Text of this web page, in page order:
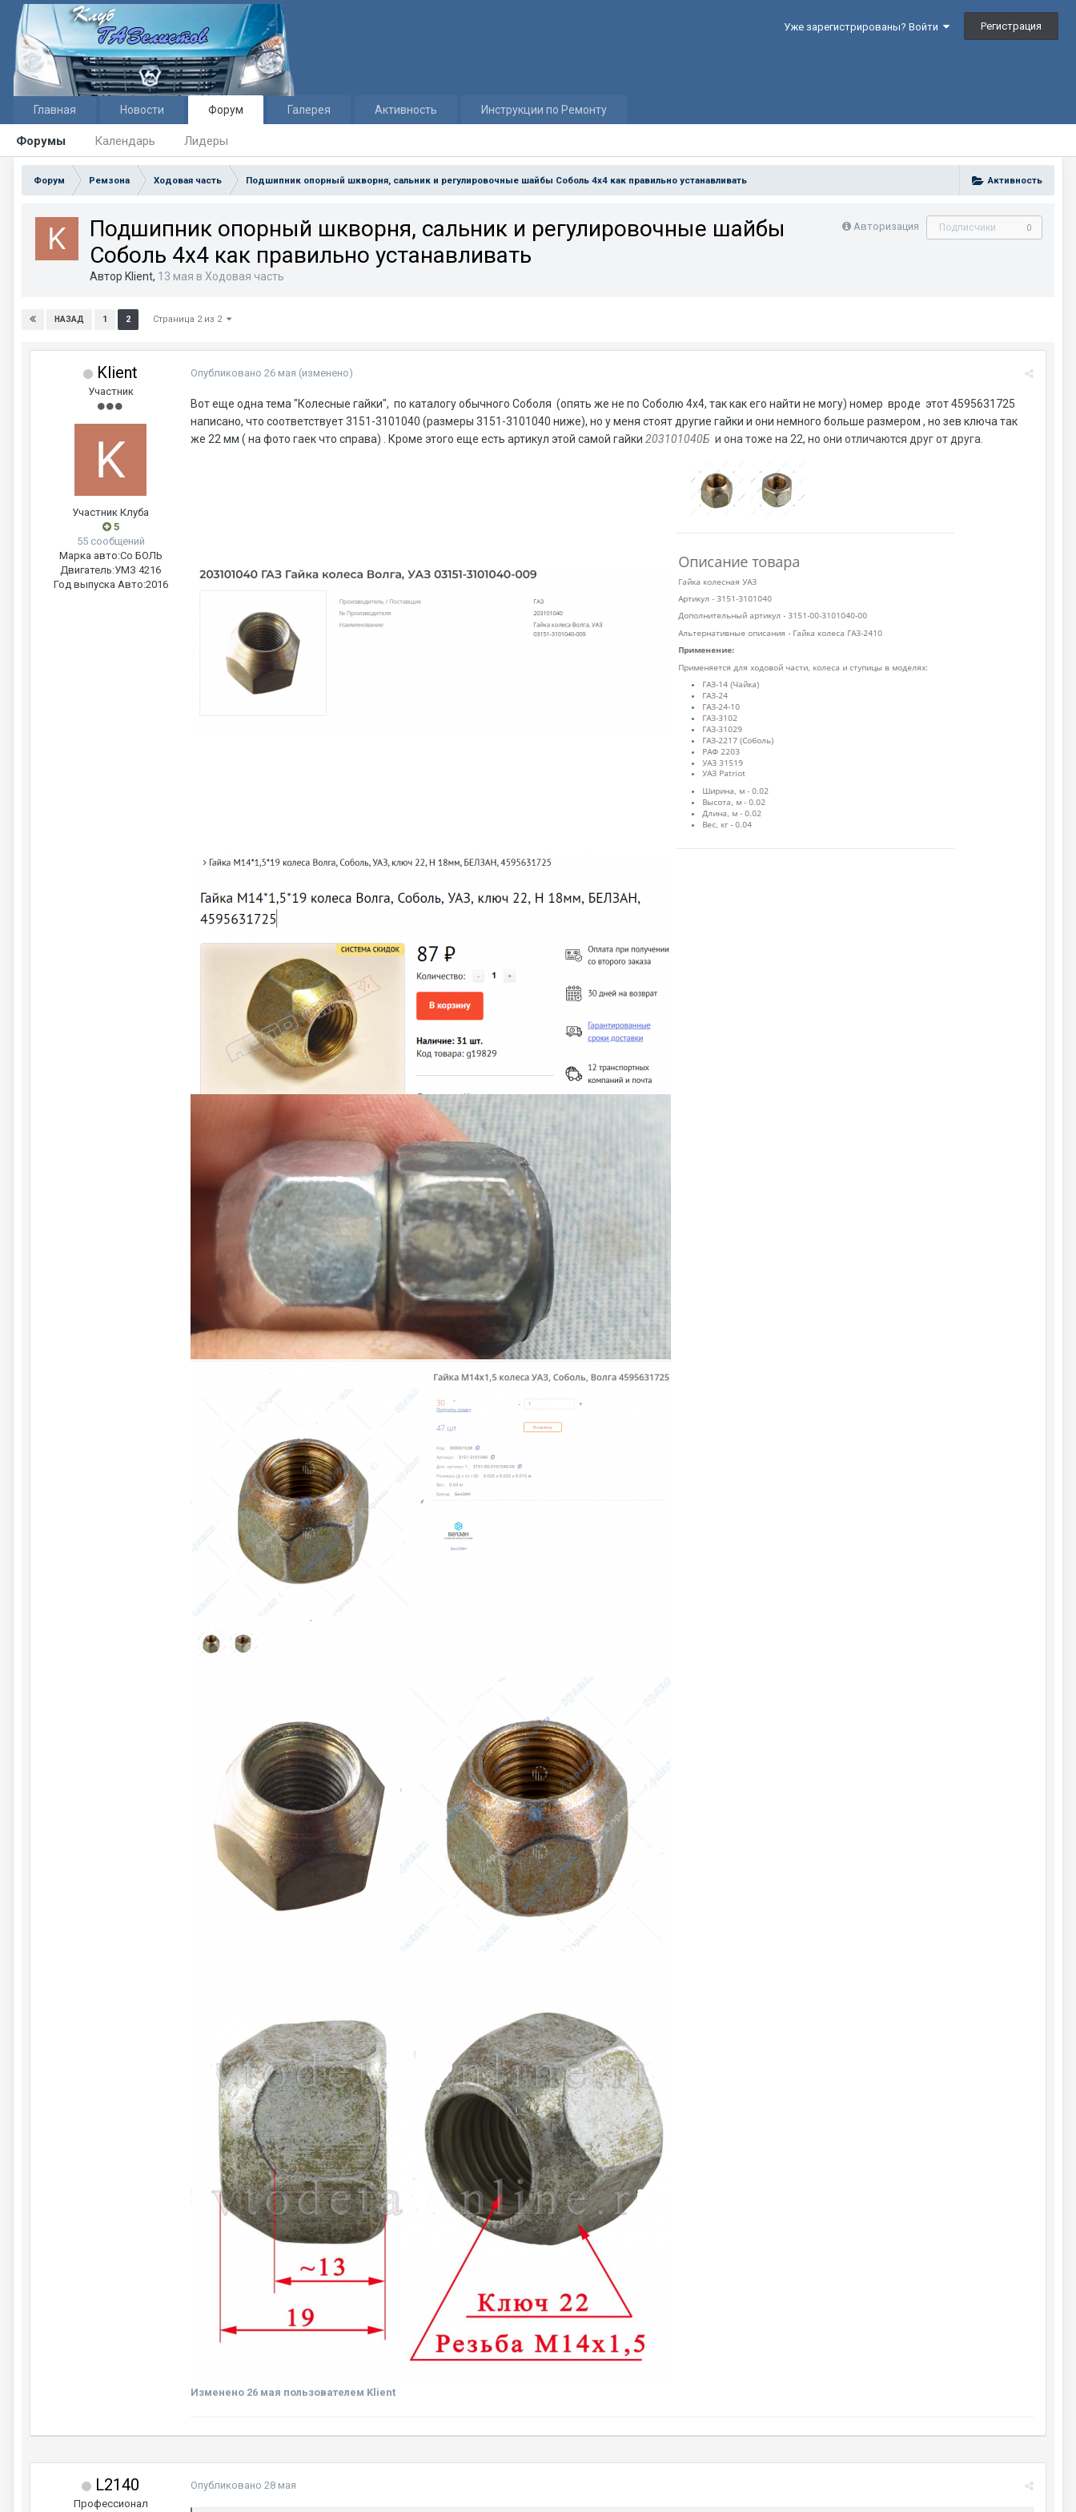
Уже зарегистрированы? Войти Регистрация
Главная Новости Форум
Форумы Календарь Лидеры
Галерея Активность Инструкции по Ремонту
Активность
Форум Ремзона Ходовая часть Подшипник опорный шкворня, сальник и регулировочные шайбы Соболь 4х4 как правильно устанавливать
Авторизация Подписчики 0
Подшипник опорный шкворня, сальник и регулировочные шайбы
Соболь 4х4 как правильно устанавливать
Автор Klient, 13 мая в Ходовая часть
НАЗАД 1 2 Страница 2 из 2
Klient
Участник
Участник Клуба
5
55 сообщений
Марка авто:Со БОЛЬ
Двигатель:УМЗ 4216
Год выпуска Авто:2016
Опубликовано 26 мая (изменено)
Вот еще одна тема "Колесные гайки", по каталогу обычного Соболя (опять же не по Соболю 4х4, так как его найти не могу) номер вроде этот 4595631725
написано, что соответствует 3151-3101040 (размеры 3151-3101040 ниже), но у меня стоят другие гайки и они немного больше размером , но зев ключа так
же 22 мм ( на фото гаек что справа) . Кроме этого еще есть артикул этой самой гайки 203101040Б и она тоже на 22, но они отличаются друг от друга.
Изменено 26 мая пользователем Klient
L2140
Профессионал
Опубликовано 28 мая